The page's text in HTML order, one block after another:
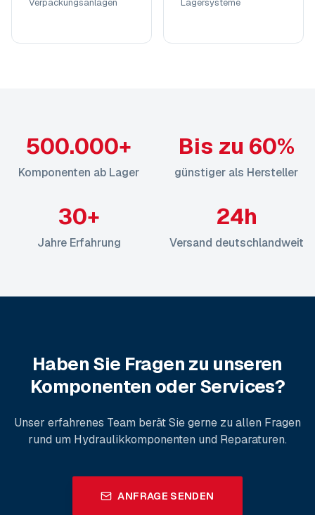
Verpackungsanlagen
Lagersysteme
500.000+
Komponenten ab Lager
Bis zu 60%
günstiger als Hersteller
30+
Jahre Erfahrung
24h
Versand deutschlandweit
Haben Sie Fragen zu unseren
Komponenten oder Services?
Unser erfahrenes Team berät Sie gerne zu allen Fragen
rund um Hydraulikkomponenten und Reparaturen.
ANFRAGE SENDEN